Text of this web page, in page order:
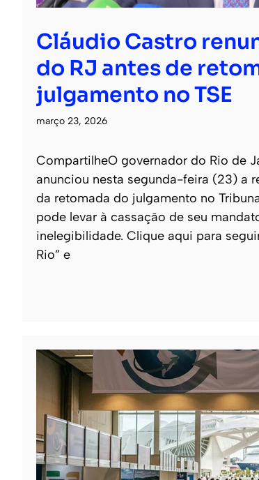
Cláudio Castro
do RJ antes de
julgamento no TSE
março 23, 2026
CompartilheO governador do Rio de
anunciou nesta segunda-feira (23) a
da retomada do julgamento no
pode levar à cassação de seu
inelegibilidade. Clique aqui para
Rio” e